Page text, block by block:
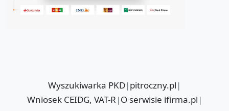
Wyszukiwarka PKD|pitroczny.pl |
Wniosek CEIDG, VAT-R |O serwisie ifirma.pl |